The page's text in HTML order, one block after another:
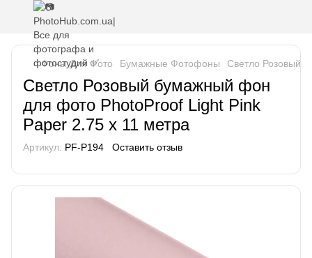
Фоны Для Фото Бумажные Фотофоны Светло Розовый
Светло Розовый бумажный фон
для фото PhotoProof Light Pink
Paper 2.75 x 11 метра
Артикул: PF-P194 Оставить отзыв